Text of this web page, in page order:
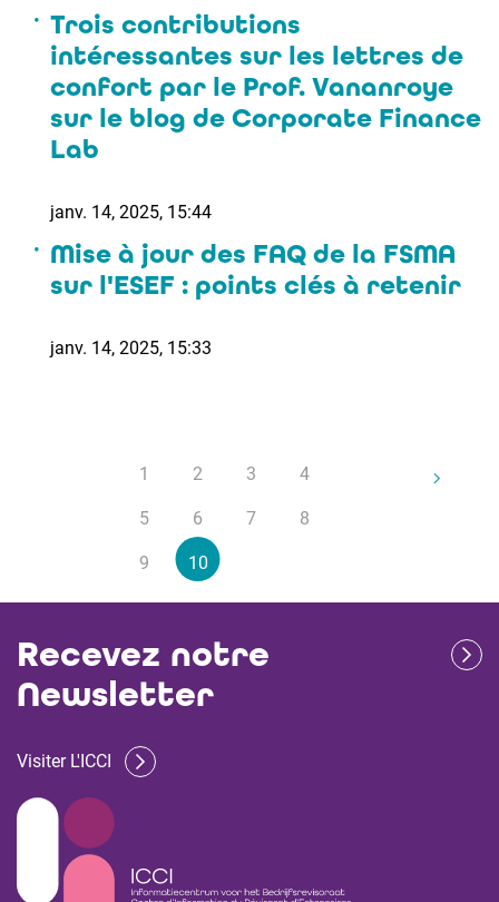
Trois contributions
intéressantes sur les lettres de
confort par le Prof. Vananroye
sur le blog de Corporate Finance
Lab
janv. 14, 2025, 15:44
Mise à jour des FAQ de la FSMA
sur l'ESEF : points clés à retenir
janv. 14, 2025, 15:33
1 2 3 4
5 6 7 8
9 10
Recevez notre
Newsletter
Visiter L'ICCI